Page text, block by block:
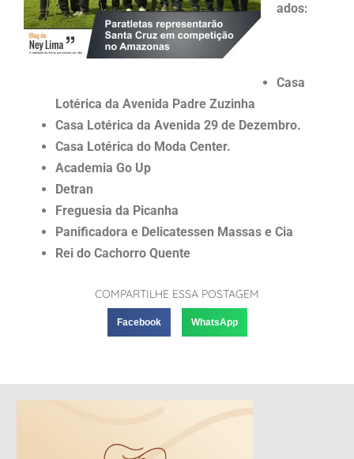
ados:
Casa
Lotérica da Avenida Padre Zuzinha
Casa Lotérica da Avenida 29 de Dezembro.
Casa Lotérica do Moda Center.
Academia Go Up
Detran
Freguesia da Picanha
Panificadora e Delicatessen Massas e Cia
Rei do Cachorro Quente
COMPARTILHE ESSA POSTAGEM
Facebook WhatsApp